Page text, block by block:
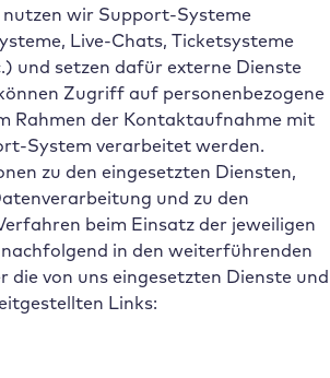
wir Support-Systeme
Live-Chats, Ticketsysteme
und setzen dafür externe Dienste
Zugriff auf personenbezogene
Rahmen der Kontaktaufnahme mit
System verarbeitet werden.
zu den eingesetzten Diensten,
und zu den
beim Einsatz der jeweiligen
in den weiterführenden
die von uns eingesetzten Dienste und
Links: